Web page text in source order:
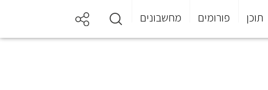
תוכן פורומים מחשבונים